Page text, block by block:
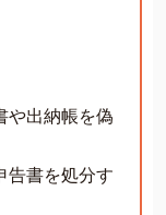
や出納帳を偽
告書を処分す